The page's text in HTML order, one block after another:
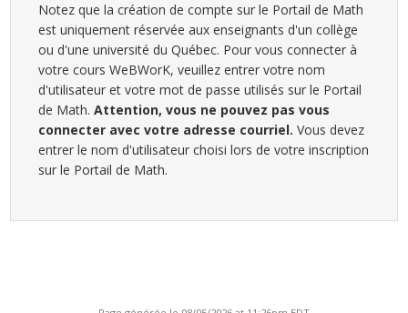
Notez que la création de compte sur le Portail de Math
est uniquement réservée aux enseignants d'un collège
ou d'une université du Québec. Pour vous connecter à
votre cours WeBWorK, veuillez entrer votre nom
d'utilisateur et votre mot de passe utilisés sur le Portail
de Math.Attention, vous ne pouvez pas vous
connecter avec votre adresse courriel. Vous devez
entrer le nom d'utilisateur choisi lors de votre inscription
sur le Portail de Math.